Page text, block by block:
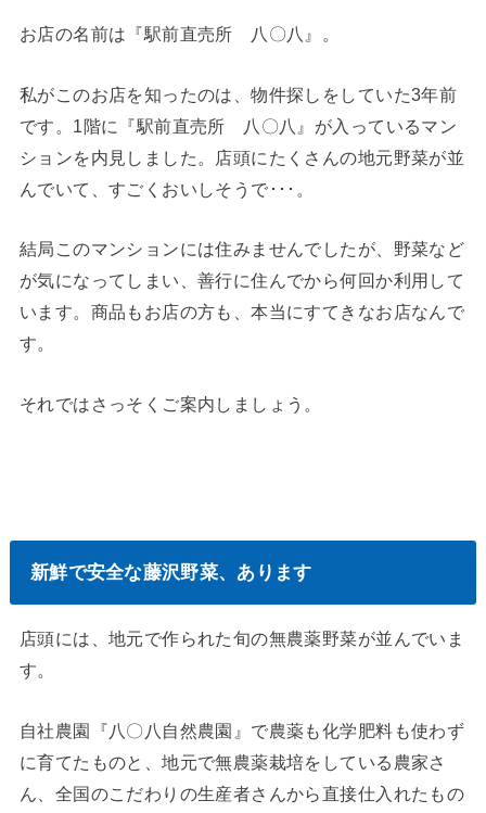
お店の名前は『駅前直売所 八〇八』。
私がこのお店を知ったのは、物件探しをしていた3年前
です。1階に『駅前直売所 八〇八』が入っているマン
ションを内見しました。店頭にたくさんの地元野菜が並
んでいて、すごくおいしそうで･･･。
結局このマンションには住みませんでしたが、野菜など
が気になってしまい、善行に住んでから何回か利用して
います。商品もお店の方も、本当にすてきなお店なんで
す。
それではさっそくご案内しましょう。
新鮮で安全な藤沢野菜、あります
店頭には、地元で作られた旬の無農薬野菜が並んでいま
す。
自社農園『八〇八自然農園』で農薬も化学肥料も使わず
に育てたものと、地元で無農薬栽培をしている農家さ
ん、全国のこだわりの生産者さんから直接仕入れたもの